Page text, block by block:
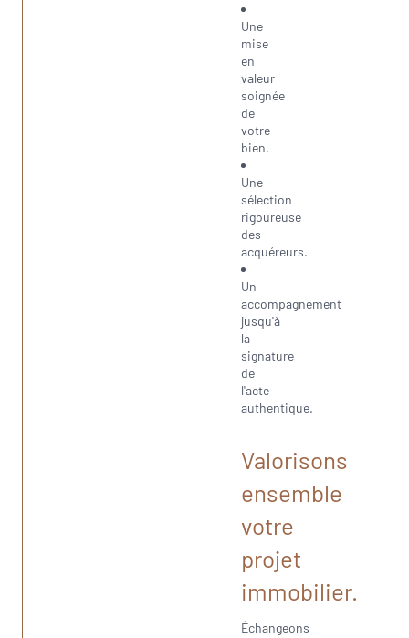
Une
mise
en
valeur
soignée
de
votre
bien.
Une
sélection
rigoureuse
des
acquéreurs.
Un
accompagnement
jusqu'à
la
signature
de
l'acte
authentique.
Valorisons
ensemble
votre
projet
immobilier.
Échangeons